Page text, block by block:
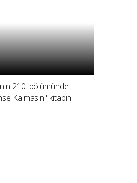
210. bölümünde
Kalmasın" kitabını